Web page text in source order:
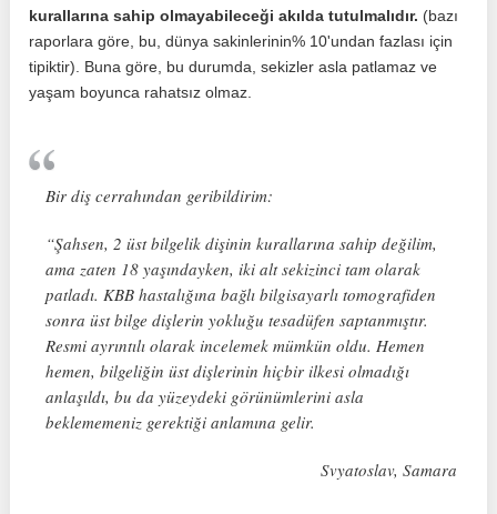
kurallarına sahip olmayabileceği akılda tutulmalıdır. (bazı
raporlara göre, bu, dünya sakinlerinin% 10'undan fazlası için
tipiktir). Buna göre, bu durumda, sekizler asla patlamaz ve
yaşam boyunca rahatsız olmaz.
Bir diş cerrahından geribildirim:
“Şahsen, 2 üst bilgelik dişinin kurallarına sahip değilim,
ama zaten 18 yaşındayken, iki alt sekizinci tam olarak
patladı. KBB hastalığına bağlı bilgisayarlı tomografiden
sonra üst bilge dişlerin yokluğu tesadüfen saptanmıştır.
Resmi ayrıntılı olarak incelemek mümkün oldu. Hemen
hemen, bilgeliğin üst dişlerinin hiçbir ilkesi olmadığı
anlaşıldı, bu da yüzeydeki görünümlerini asla
beklememeniz gerektiği anlamına gelir.
Svyatoslav, Samara